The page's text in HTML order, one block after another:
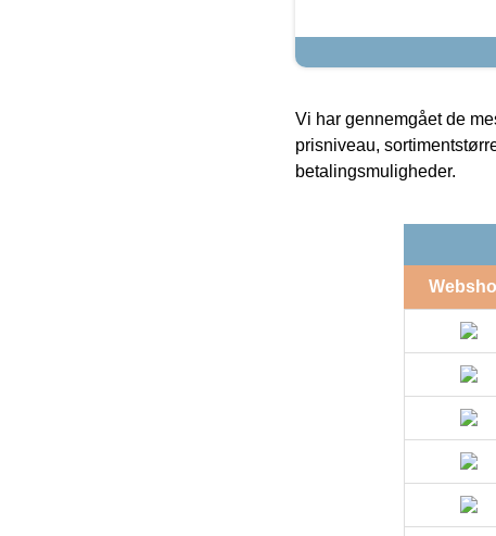
Vi har gennemgået de
prisniveau,
betalingsmuligheder.